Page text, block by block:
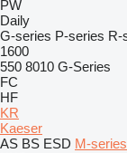
PW
Daily
G-series P-series R-
1600
550 8010 G-Series
FC
HF
KR
Kaeser
AS BS ESD M-series